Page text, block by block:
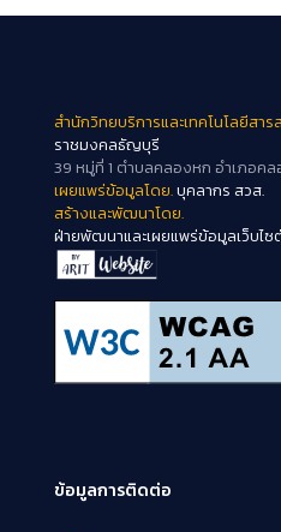
สำนักวิทยบริการและเทคโนโลยีสาร
ราชมงคลธัญบุรี
39 หมู่ที่ 1 ตำบลคลองหก อำเภอค
เผยแพร่ข้อมูลโดย.บุคลากร สวส.
สร้างและพัฒนาโดย.
ฝ่ายพัฒนาและเผยแพร่ข้อมูลเว็บไซ
ข้อมูลการติดต่อ